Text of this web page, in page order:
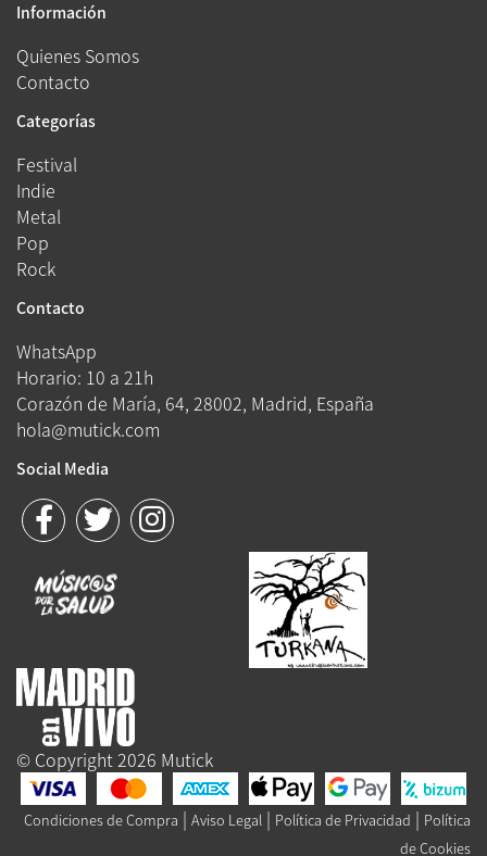
Información
Quienes Somos
Contacto
Categorías
Festival
Indie
Metal
Pop
Rock
Contacto
WhatsApp
Horario: 10 a 21h
Corazón de María, 64, 28002, Madrid, España
hola@mutick.com
Social Media
© Copyright 2026 Mutick
Condiciones de Compra | Aviso Legal | Política de Privacidad | Política
de Cookies